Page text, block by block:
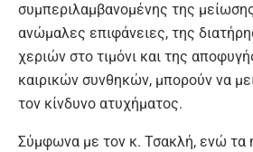
συμπεριλαμβανομένης της
ανώμαλες επιφάνειες, της
χεριών στο τιμόνι και της
καιρικών συνθηκών, μπορούν να
τον κίνδυνο ατυχήματος.
Σύμφωνα με τον κ. Τσακλή, ενώ τα